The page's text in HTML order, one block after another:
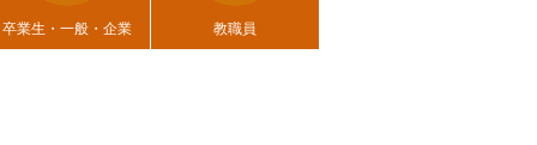
卒業生・一般・企業 教職員